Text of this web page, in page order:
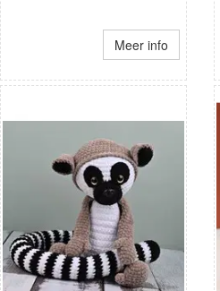
Meer info